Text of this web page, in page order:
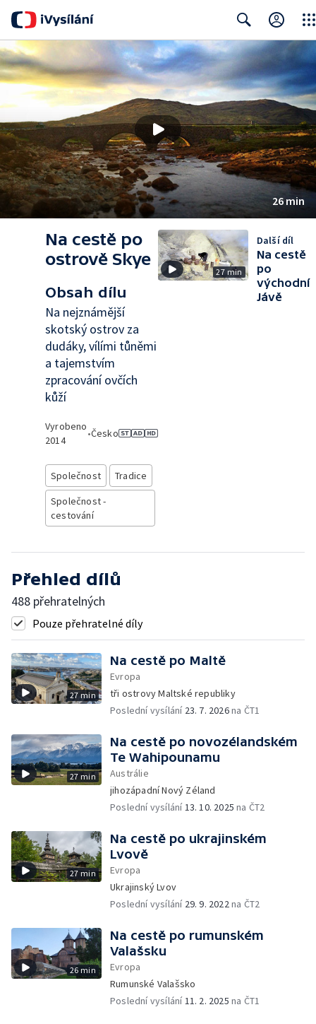
Search
26 min
Na cestě po
ostrově Skye
Obsah dílu
Na nejznámější
skotský ostrov za
dudáky, vílími tůněmi
a tajemstvím
zpracování ovčích
kůží
Vyrobeno
2014
•Česko
Společnost
Tradice
Společnost -
cestování
27 min
Další díl
Na cestě
po
východní
Jávě
Přehled dílů
488 přehratelných
Pouze přehratelné díly
27 min
Na cestě po Maltě
Evropa
tři ostrovy Maltské republiky
Poslední vysílání 23. 7. 2026na ČT1
27 min
Na cestě po novozélandském
Te Wahipounamu
Austrálie
jihozápadní Nový Zéland
Poslední vysílání13. 10. 2025 na ČT2
27 min
Na cestě po ukrajinském
Lvově
Evropa
Ukrajinský Lvov
Poslední vysílání 29. 9. 2022na ČT2
26 min
Na cestě po rumunském
Valašsku
Evropa
Rumunské Valašsko
Poslední vysílání11. 2. 2025 na ČT1